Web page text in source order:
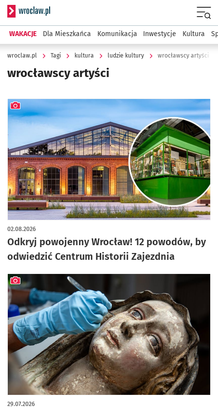
Serwis informacyjny wroclaw.pl
WAKACJE Dla Mieszkańca Komunikacja Inwestycje Kultura
wroclaw.pl Tagi kultura ludzie kultury wrocławscy artyści
wrocławscy artyści
Odkryj powojenny Wrocław! 12 powodów, by
odwiedzić Centrum Historii Zajezdnia
02.08.2026
artykuł z galerią zdjęć
29.07.2026
artykuł z galerią zdjęć